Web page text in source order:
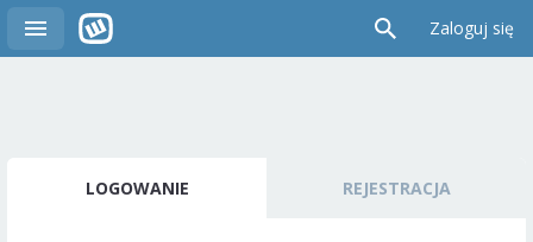
Zaloguj się
LOGOWANIE REJESTRACJA